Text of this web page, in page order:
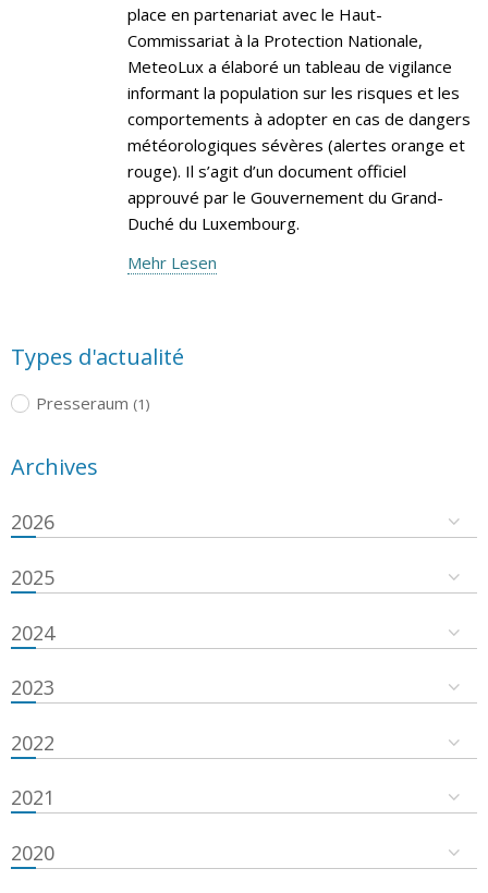
place en partenariat avec le Haut-
Commissariat à la Protection Nationale,
MeteoLux a élaboré un tableau de vigilance
informant la population sur les risques et les
comportements à adopter en cas de dangers
météorologiques sévères (alertes orange et
rouge). Il s’agit d’un document officiel
approuvé par le Gouvernement du Grand-
Duché du Luxembourg.
Mehr Lesen
Types d'actualité
Presseraum (1)
Archives
2026
2025
2024
2023
2022
2021
2020